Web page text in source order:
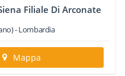
Filiale Di Arconate
-Lombardia
Mappa